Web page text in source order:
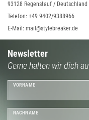
93128 Regenstauf / Deutschland
Telefon: +49 9402/9388966
E-Mail: mail@stylebreaker.de
Newsletter
Gerne halten wir dich
VORNAME
NACHNAME